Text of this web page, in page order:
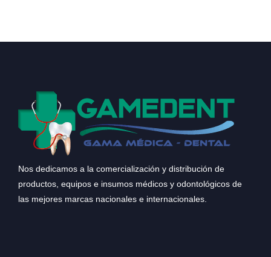
Nos dedicamos a la comercialización y distribución de
productos, equipos e insumos médicos y odontológicos de
las mejores marcas nacionales e internacionales.